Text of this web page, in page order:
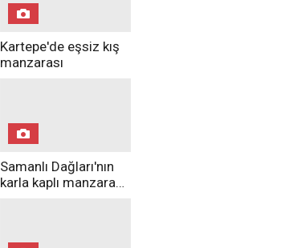
Kartepe'de eşsiz kış
manzarası
Samanlı Dağları'nın
karla kaplı manzarası